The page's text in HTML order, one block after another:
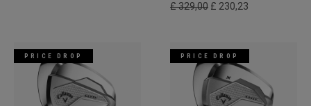
£ 329,00 £ 230,23
PRICE DROP PRICE DROP